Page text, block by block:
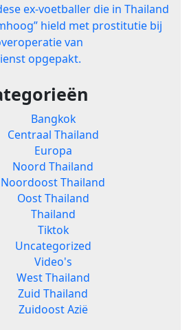
ex-voetballer die in Thailand
hield met prostitutie bij
van
opgepakt.
Bangkok
Centraal Thailand
Europa
Noord Thailand
Noordoost Thailand
Oost Thailand
Thailand
Tiktok
Uncategorized
Video's
West Thailand
Zuid Thailand
Zuidoost Azië